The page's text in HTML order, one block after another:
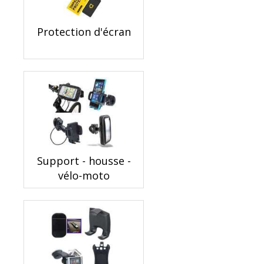
Protection d'écran
Support - housse -
vélo-moto